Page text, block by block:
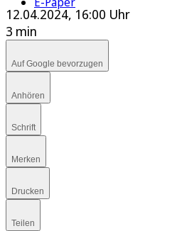
12.04.2024, 16:00 Uhr
3 min
Auf Google bevorzugen
Anhören
Schrift
Merken
Drucken
Teilen